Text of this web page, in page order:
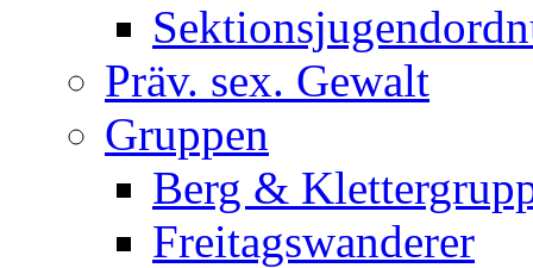
Präv. sex. Gewalt
Gruppen
Berg &
Freitagswanderer